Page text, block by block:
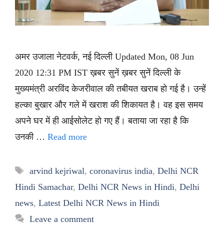
अमर उजाला नेटवर्क, नई दिल्ली Updated Mon, 08 Jun
2020 12:31 PM IST ख़बर सुनें ख़बर सुनें दिल्ली के
मुख्यमंत्री अरविंद केजरीवाल की तबीयत खराब हो गई है। उन्हें
हल्का बुखार और गले में खराश की शिकायत है। वह इस समय
अपने घर में ही आईसोलेट हो गए हैं। बताया जा रहा है कि
उनकी … Read more
Tags
arvind kejriwal, coronavirus india, Delhi NCR
Hindi Samachar, Delhi NCR News in Hindi, Delhi
news, Latest Delhi NCR News in Hindi
Leave a comment